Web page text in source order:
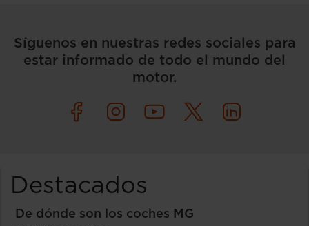
Síguenos en nuestras redes sociales para
estar informado de todo el mundo del
motor.
Destacados
De dónde son los coches MG